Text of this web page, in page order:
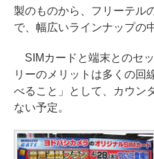
製のものから、フリーテル
で、幅広いラインナップの
SIMカードと端末とのセ
リーのメリットは多くの回
べること」として、カウン
ない予定。